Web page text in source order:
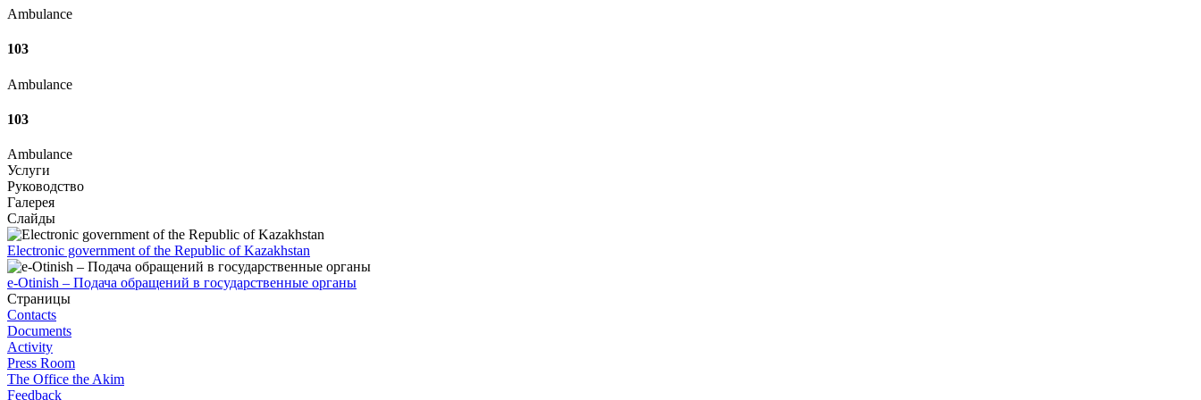
Ambulance
103
Ambulance
103
Ambulance
Услуги
Руководство
Галерея
Слайды
Electronic government of the Republic of Kazakhstan
e-Otinish – Подача обращений в государственные органы
Страницы
Contacts
Documents
Activity
Press Room
The Office the Akim
Feedback